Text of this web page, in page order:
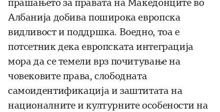
прашањето за правата на Македонците во
Албанија добива поширока европска
видливост и поддршка. Воедно, тоа е
потсетник дека европската интеграција
мора да се темели врз почитување на
човековите права, слободната
самоидентификација и заштитата на
националните и културните особености на